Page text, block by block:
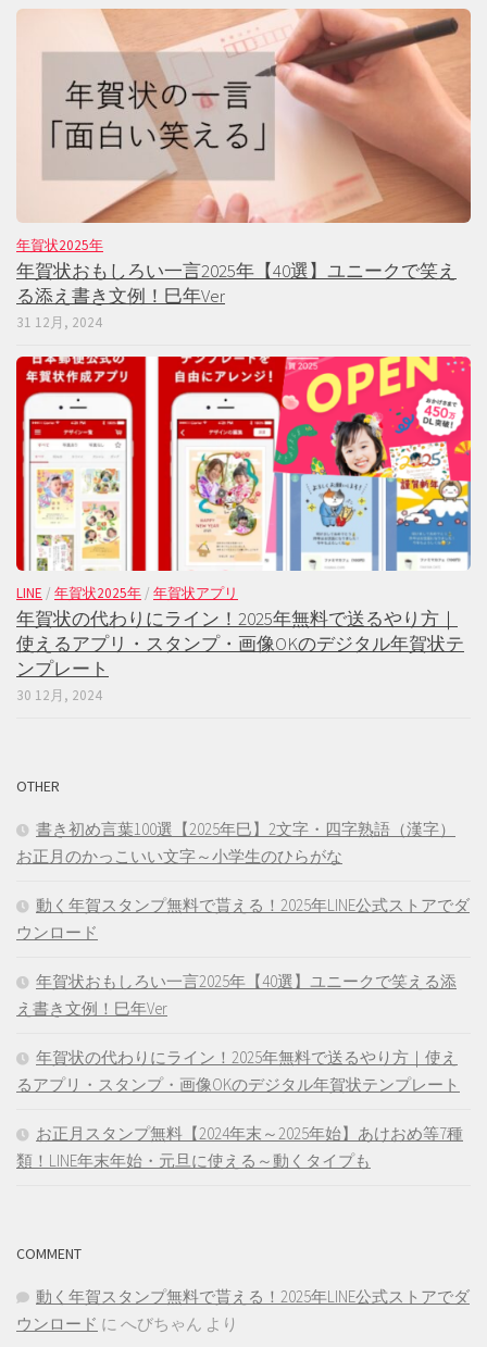
年賀状2025年
年賀状おもしろい一言2025年【40選】ユニークで笑え
る添え書き文例！巳年Ver
31 12月, 2024
LINE / 年賀状2025年 / 年賀状アプリ
年賀状の代わりにライン！2025年無料で送るやり方｜
使えるアプリ・スタンプ・画像OKのデジタル年賀状テ
ンプレート
30 12月, 2024
OTHER
書き初め言葉100選【2025年巳】2文字・四字熟語（漢字）
お正月のかっこいい文字～小学生のひらがな
動く年賀スタンプ無料で貰える！2025年LINE公式ストアでダ
ウンロード
年賀状おもしろい一言2025年【40選】ユニークで笑える添
え書き文例！巳年Ver
年賀状の代わりにライン！2025年無料で送るやり方｜使え
るアプリ・スタンプ・画像OKのデジタル年賀状テンプレート
お正月スタンプ無料【2024年末～2025年始】あけおめ等7種
類！LINE年末年始・元旦に使える～動くタイプも
COMMENT
動く年賀スタンプ無料で貰える！2025年LINE公式ストアでダ
ウンロード に へびちゃん より